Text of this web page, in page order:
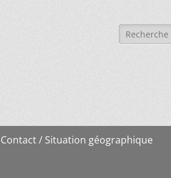
Rechercher :
Contact / Situation géographique